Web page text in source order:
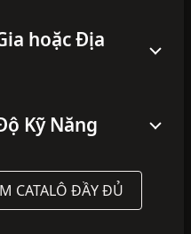
hoặc Địa
Kỹ Năng
CATALÔ ĐẦY ĐỦ